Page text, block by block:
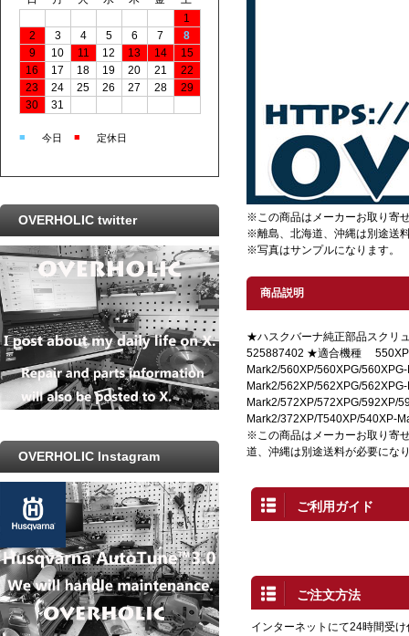
※この商品はメーカーお取り寄
※離島、北海道、沖縄は別途送
※写真はサンプルになります。
商品説明
★ハスクバーナ純正部品スク
525887402 ★適合機種
Mark2/560XP/560XPG/
Mark2/562XP/562XPG/
Mark2/572XP/572XPG/592XP/
Mark2/372XP/T540XP/540XP-
※この商品はメーカーお取り寄
道、沖縄は別途送料が必要にな
ご利用ガイド
ご注文方法
インターネットにて24時間受
1
2
3 4 5 6 7
8
9
10 11 12 13 14
15
16
17 18 19 20 21
22
23
24 25 26 27 28
29
30
31
■ 今日 ■ 定休日
OVERHOLIC twitter
OVERHOLIC Instagram